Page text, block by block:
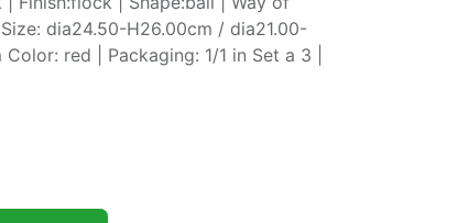
dia24.50-H26.00cm / dia21.00-
red | Packaging: 1/1 in Set a 3 |